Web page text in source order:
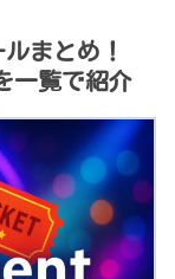
まとめ！
一覧で紹介